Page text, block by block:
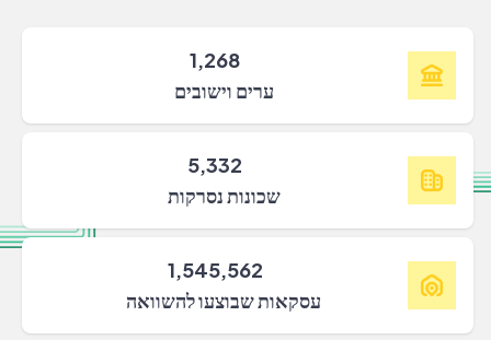
1,268
ערים וישובים
5,332
שכונות נסרקות
1,545,562
עסקאות שבוצעו להשוואה